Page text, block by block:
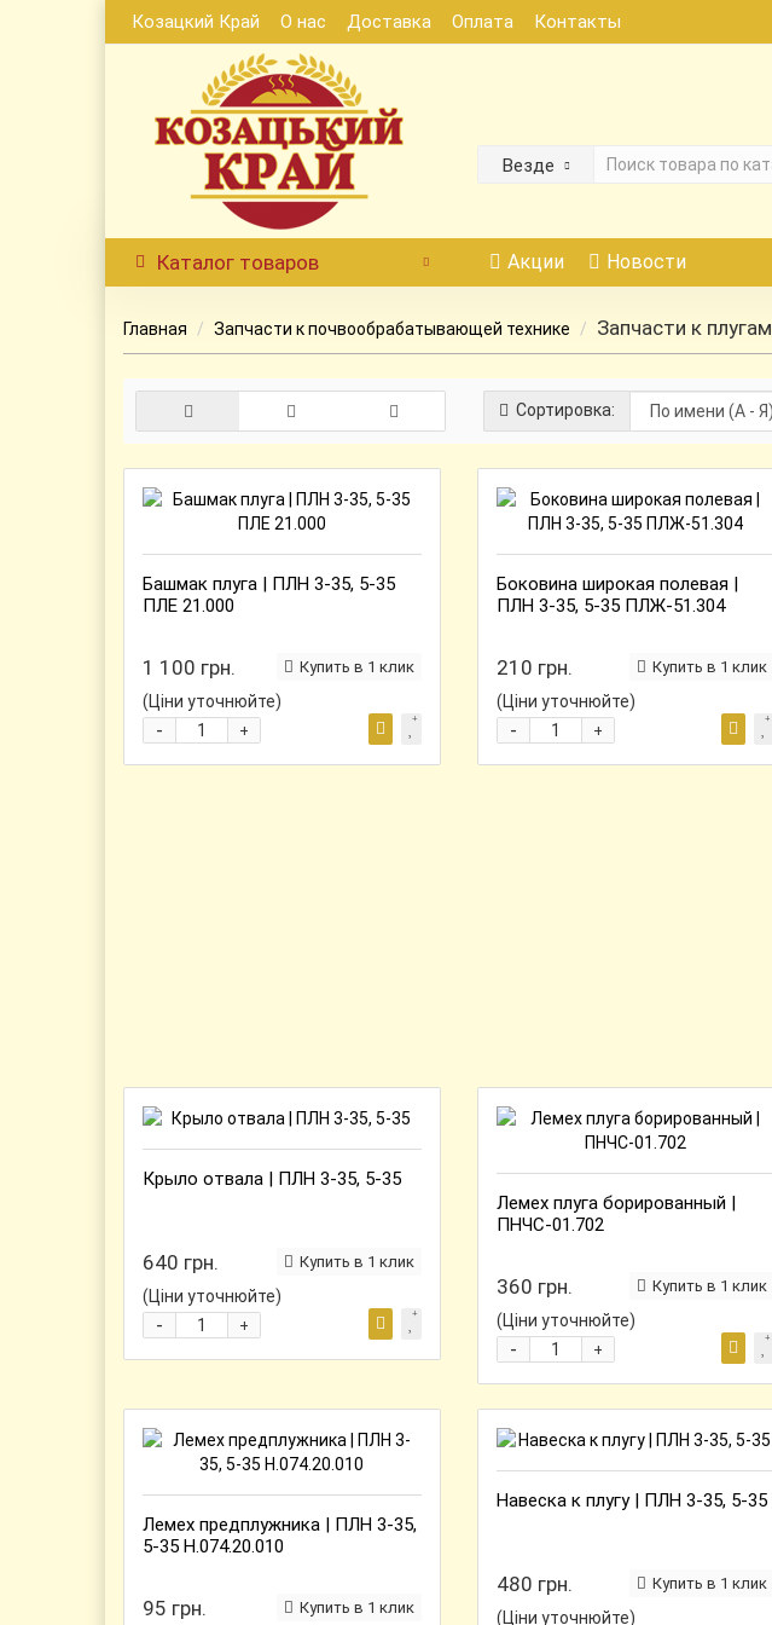
Козацкий Край О нас Доставка Оплата Контакты
Везде
Каталог товаров Акции Новости
Главная Запчасти к почвообрабатывающей технике Запчасти к плугам
Сортировка:
Башмак плуга | ПЛН 3-35, 5-35
ПЛЕ 21.000
1 100 грн.
(Ціни уточнюйте)
+
-
Купить в 1 клик
Боковина широкая полевая |
ПЛН 3-35, 5-35 ПЛЖ-51.304
210 грн.
(Ціни уточнюйте)
+
-
Купить в 1 клик
Крыло отвала | ПЛН 3-35, 5-35
640 грн.
(Ціни уточнюйте)
+
-
Купить в 1 клик
Лемех плуга борированный |
ПНЧС-01.702
360 грн.
(Ціни уточнюйте)
+
-
Купить в 1 клик
Лемех предплужника | ПЛН 3-35,
5-35 Н.074.20.010
95 грн. Купить в 1 клик
Навеска к плугу | ПЛН 3-35, 5-35
480 грн.
(Ціни уточнюйте)
Купить в 1 клик